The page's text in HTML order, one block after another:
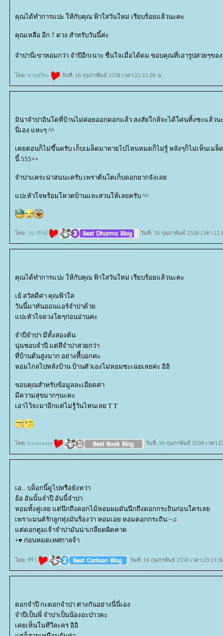
คุณได้ทำการแปะ ให้กับคุณ ฟ้าใสวันใหม่ เรียบร้อยแล้วนะคะ
คุณเหลือ อีก 7 ดวง สำหรับวันนี้ค่ะ
จำปานี่เขาหอมกว่า จำปีอีกเนาะ ชื่นใจเมื่อได้ดม ขอบคุณที่เอารูปสวยๆขอ
ดย: พายุสุริยะ วันที่: 16 กุมภาพันธ์ 2558 เวลา:21:11:06 น.
มิน่าจำปาอินโดที่บ้านไม่ค่อยออกดอกแล้ว สงสัยใกล้จะได้โค่นทิ้งซะแล้วน
นี่เอง แหะๆ ^^
เคยตอนก็ไม่ขึ้นครับ เก็บเมล็ดมาหายไปไหนหมดก็ไม่รู้ หลังๆก็ไม่เห็นเมล็
นี้ 555++
จำปาแคระน่าสนนะครับ เพราต้นโตเก็บดอกยากจังเล
ปะหัวใจพร้อมโหวตบ้านและสวนให้เลยครับ ^^
ดย: วนารักษ์ วันที่: 16 กุมภาพันธ์ 2558 เวลา
คุณได้ทำการแปะ ให้กับคุณ ฟ้าใสวันใหม่ เรียบร้อยแล้วนะคะ
เย้ สวัสดีค่า คุณฟ้าใส
วันนี้มาทันออนแอร์จำปาด้ว
ปะหัวใจดวงโตๆก่อนอ่านค่ะ
จำปีจำปา มีทั้งสองต้น
นุ่นชอบจำปี แต่สีจำปาสวยกว่า
ที่บ้านต้นสูงมาก อย่างทีี่บอกค่ะ
หอมไกลไปหลังบ้าน บ้านตัวเองไม่หอมซะเฉยเลยค่ะ อิอิ
ขอบคุณสำหรับข้อมูลละเอียดค่า
มีความสุขมากๆนะคะ
เอาไว้จะมาอีกแต่ไม่รู้วันไหนเลย T T
ดย: lovereason วันที่: 16 กุมภาพันธ์ 2558 เวลา
เอ... บล็อกนี้ดูไปหรือยังหว่า
อ้อ อันนั้นจำปี อันนี้จำปา
หอมทั้งคู่เลย แต่นึกถึงดอกไม้หอมผมดันนึกถึงดอกกระถินก่อนใครเล
เพราะมนต์รักลูกทุ่งมันร้องว่า หอมเอย หอมดอกกระถิน ~♫
ต่ดอกตูมเจ้าจำปามันน่าเกลียดผิดคาด
+♥ ก่อนหมดเทศกาลจ้า
ดย: ชีริว วันที่: 16 กุมภาพันธ์ 2558 เวลา
ดอกจำปี กะดอกจำปา ต่างกันอย่างนี่นี่เอง
จำปีเป็นพี่ จำปาเป็นน้องอะป่าวคะ
เคยเห็นในทีวีละคร อิอิ